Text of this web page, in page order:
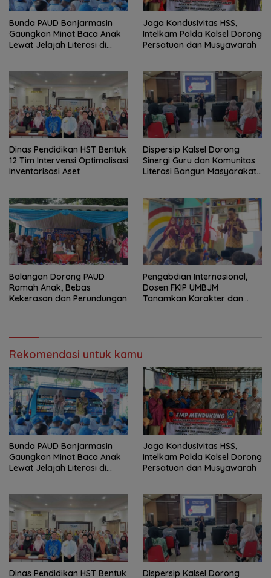
Bunda PAUD Banjarmasin
Gaungkan Minat Baca Anak
Lewat Jelajah Literasi di
Jaga Kondusivitas HSS,
Intelkam Polda Kalsel Dorong
Persatuan dan Musyawarah
Dinas Pendidikan HST Bentuk
12 Tim Intervensi Optimalisasi
Inventarisasi Aset
Dispersip Kalsel Dorong
Sinergi Guru dan Komunitas
Literasi Bangun Masyarakat
Balangan Dorong PAUD
Ramah Anak, Bebas
Kekerasan dan Perundungan
Pengabdian Internasional,
Dosen FKIP UMBJM
Tanamkan Karakter dan
Rekomendasi untuk kamu
Bunda PAUD Banjarmasin
Gaungkan Minat Baca Anak
Lewat Jelajah Literasi di
Jaga Kondusivitas HSS,
Intelkam Polda Kalsel Dorong
Persatuan dan Musyawarah
Dinas Pendidikan HST Bentuk
Dispersip Kalsel Dorong